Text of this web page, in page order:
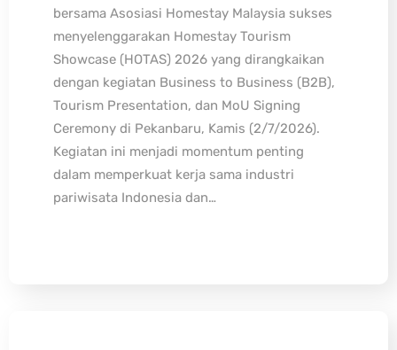
bersama Asosiasi Homestay Malaysia sukses
menyelenggarakan Homestay Tourism
Showcase (HOTAS) 2026 yang dirangkaikan
dengan kegiatan Business to Business (B2B),
Tourism Presentation, dan MoU Signing
Ceremony di Pekanbaru, Kamis (2/7/2026).
Kegiatan ini menjadi momentum penting
dalam memperkuat kerja sama industri
pariwisata Indonesia dan…